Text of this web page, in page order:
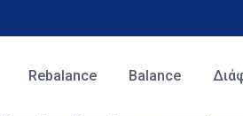
Rebalance Balance